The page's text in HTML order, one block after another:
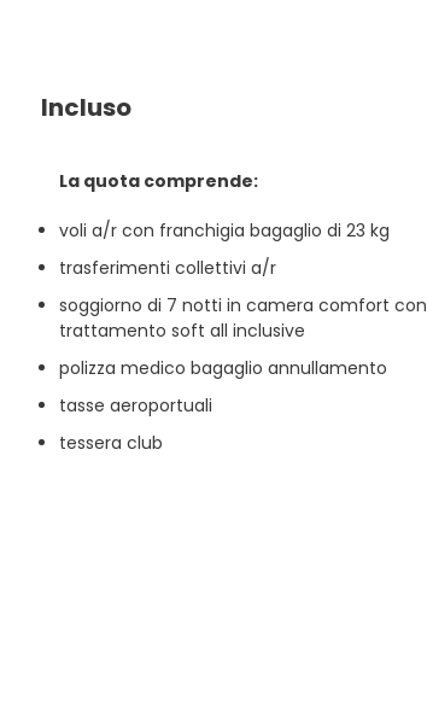
Incluso
La quota comprende:
voli a/r con franchigia bagaglio di 23 kg
trasferimenti collettivi a/r
soggiorno di 7 notti in camera comfort con
trattamento soft all inclusive
polizza medico bagaglio annullamento
tasse aeroportuali
tessera club